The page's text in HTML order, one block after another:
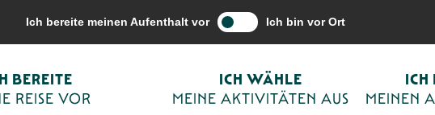
Ich bereite meinen Aufenthalt vor Ich bin vor Ort
BEREITE
REISE VOR
ICH WÄHLE
MEINE AKTIVITÄTEN AUS
ICH
MEINEN
aus Terminkalender von Sarlat Marché des producteurs de pays à Aubas
Aubas